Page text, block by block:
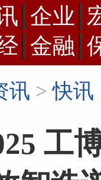
企业
金融
讯 >快讯
工